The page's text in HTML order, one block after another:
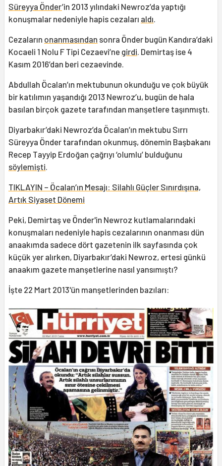
Süreyya Önder’in 2013 yılındaki Newroz’da yaptığı
konuşmalar nedeniyle hapis cezaları aldı.
Cezaların onanmasından sonra Önder bugün Kandıra’daki
Kocaeli 1 Nolu F Tipi Cezaevi’ne girdi. Demirtaş ise 4
Kasım 2016’dan beri cezaevinde.
Abdullah Öcalan’ın mektubunun okunduğu ve çok büyük
bir katılımın yaşandığı 2013 Newroz’u, bugün de hala
basılan birçok gazete tarafından manşetlere taşınmıştı.
Diyarbakır’daki Newroz’da Öcalan’ın mektubu Sırrı
Süreyya Önder tarafından okunmuş, dönemin Başbakanı
Recep Tayyip Erdoğan çağrıyı ‘olumlu’ bulduğunu
söylemişti.
TIKLAYIN – Öcalan’ın Mesajı: Silahlı Güçler Sınırdışına,
Artık Siyaset Dönemi
Peki, Demirtaş ve Önder'in Newroz kutlamalarındaki
konuşmaları nedeniyle hapis cezalarının onanması dün
anaakımda sadece dört gazetenin ilk sayfasında çok
küçük yer alırken, Diyarbakır’daki Newroz, ertesi günkü
anaakım gazete manşetlerine nasıl yansımıştı?
İşte 22 Mart 2013'ün manşetlerinden bazıları: